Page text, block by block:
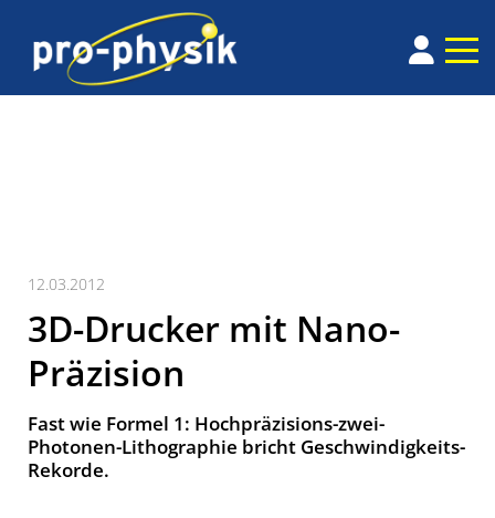
12.03.2012
3D-Drucker mit Nano-
Präzision
Fast wie Formel 1: Hochpräzisions-zwei-
Photonen-Lithographie bricht Geschwindigkeits-
Rekorde.